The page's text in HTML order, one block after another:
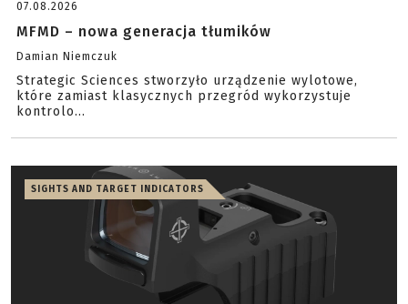
07.08.2026
MFMD – nowa generacja tłumików
Damian Niemczuk
Strategic Sciences stworzyło urządzenie wylotowe,
które zamiast klasycznych przegród wykorzystuje
kontrolo...
SIGHTS AND TARGET INDICATORS